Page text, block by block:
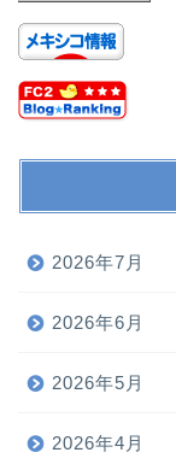
2026年7月
2026年6月
2026年5月
2026年4月